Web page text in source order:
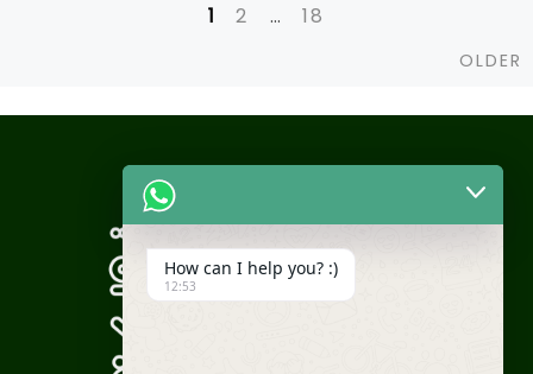
1 2 …
18
OLDER
How can I help you? :)
12:53